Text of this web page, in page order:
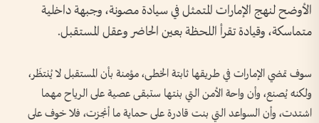
الأوضح لنهج الإمارات المتمثل في سيادة مصونة، وجبهة داخلية
متماسكة، وقيادة تقرأ اللحظة بعين الحاضر وعقل المستقبل.
سوف تمضي الإمارات في طريقها ثابتة الخطى، مؤمنة بأن المستقبل لا يُنتظَر،
ولكنه يُصنع، وأن واحة الأمن التي بنتها ستبقى عصية على الرياح مهما
اشتدت، وأن السواعد التي بنت قادرة على حماية ما أنجزت، فلا خوف على